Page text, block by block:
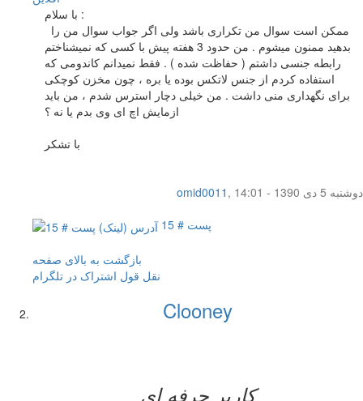
با سلام :
بدهید ممنون میشوم . من حدود 3 هفته پیش با کسی که نمیشناختم
رابطه جنسی داشتم ( حفاظت شده ) . فقط نمیدانم کاندومی که
استفاده کردم از جنس لاتکس بوده یا بره ، چون مخزن کوچکی
برای نگهداری منی داشت . من خیلی دچار استرس شدم ، من باید
ازمایش اچ ای وی بدم یا نه ؟
با تشکر
omid0011 ,
دوشنبه 5 دی 1390 - 14:01
پست # 15
بازگشت به بالای صفحه
نقل قول اشتراک در تلگرام
Clooney
کاربر حرفه ای